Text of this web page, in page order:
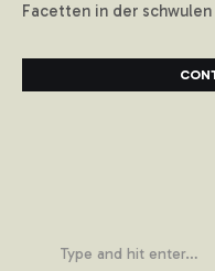
Facetten in der